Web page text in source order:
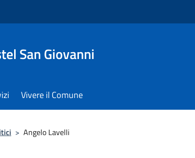
San Giovanni
Vivere il Comune
> Angelo Lavelli